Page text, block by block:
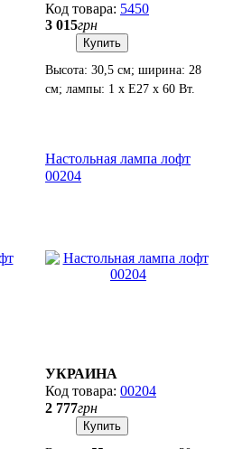
5450
3 015грн
Купить
Высота: 30,5 см; ширина: 28
см; лампы: 1 х Е27 х 60 Вт.
Настольная лампа лофт
00204
УКРАИНА
00204
2 777грн
Купить